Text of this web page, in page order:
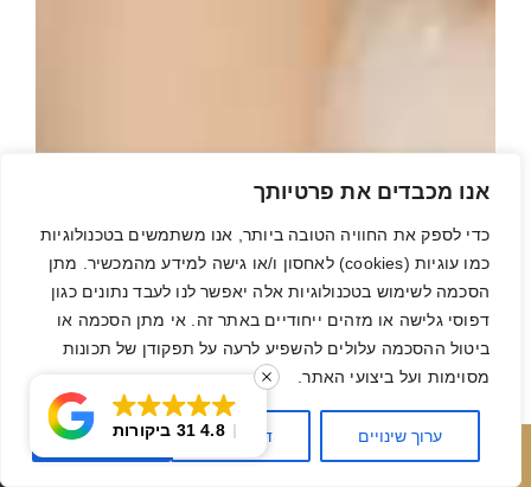
אנו מכבדים את פרטיותך
כדי לספק את החוויה הטובה ביותר, אנו משתמשים בטכנולוגיות
כמו עוגיות (cookies) לאחסון ו/או גישה למידע מהמכשיר. מתן
הסכמה לשימוש בטכנולוגיות אלה יאפשר לנו לעבד נתונים כגון
דפוסי גלישה או מזהים ייחודיים באתר זה. אי מתן הסכמה או
ביטול ההסכמה עלולים להשפיע לרעה על תפקודן של תכונות
מסוימות ועל ביצועי האתר.
ערוך שינויים דחה הכל אשר הכל
השאר פרטים חייג עכשיו
4.831 ביקורות